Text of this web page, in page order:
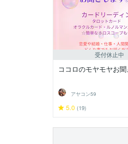
受付休止中
ココロのモヤモヤお
アヤコン59
5.0 (19)